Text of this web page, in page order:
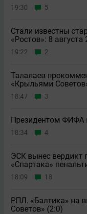
19:30 5
Стали известны
«Ростов»: 8 августа
19:22 2
Талалаев
«Крыльями
18:47 3
Президентом ФИФА
18:34 4
ЭСК вынес вердикт
«Спартака»
18:09 18
РПЛ. «Балтика» на
Советов» (2:0)